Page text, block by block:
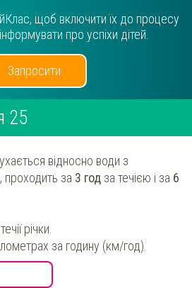
щоб включити їх до процесу
про успіхи дітей.
Запросити
25
відносно води з
за 3 год за течією і за 6
річки.
за годину (км/год).